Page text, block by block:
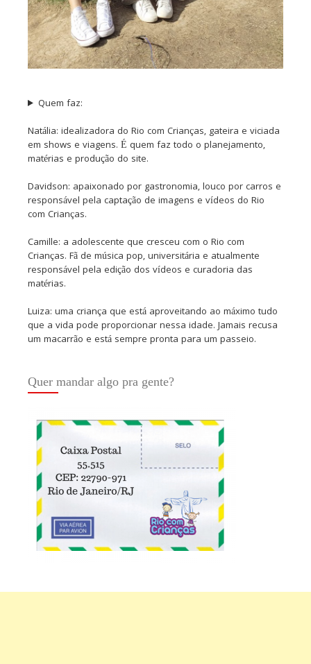
Quem faz:
Natália: idealizadora do Rio com Crianças, gateira e viciada
em shows e viagens. É quem faz todo o planejamento,
matérias e produção do site.
Davidson: apaixonado por gastronomia, louco por carros e
responsável pela captação de imagens e vídeos do Rio
com Crianças.
Camille: a adolescente que cresceu com o Rio com
Crianças. Fã de música pop, universitária e atualmente
responsável pela edição dos vídeos e curadoria das
matérias.
Luiza: uma criança que está aproveitando ao máximo tudo
que a vida pode proporcionar nessa idade. Jamais recusa
um macarrão e está sempre pronta para um passeio.
Quer mandar algo pra gente?